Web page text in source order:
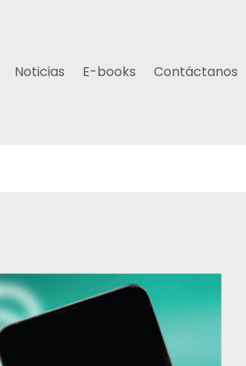
Noticias E-books Contáctanos